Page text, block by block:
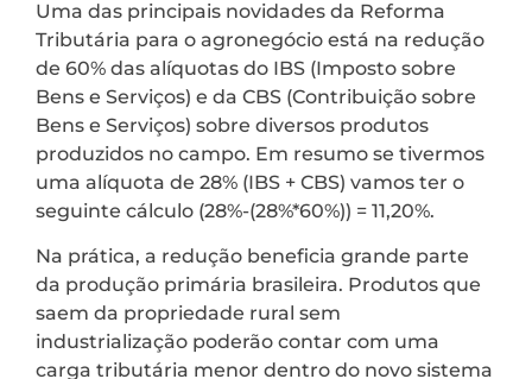
Uma das principais novidades da Reforma
Tributária para o agronegócio está na redução
de 60% das alíquotas do IBS (Imposto sobre
Bens e Serviços) e da CBS (Contribuição sobre
Bens e Serviços) sobre diversos produtos
produzidos no campo. Em resumo se tivermos
uma alíquota de 28% (IBS + CBS) vamos ter o
seguinte cálculo (28%-(28%*60%)) = 11,20%.
Na prática, a redução beneficia grande parte
da produção primária brasileira. Produtos que
saem da propriedade rural sem
industrialização poderão contar com uma
carga tributária menor dentro do novo sistema